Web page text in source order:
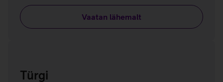
Vaatan lähemalt
Türgi